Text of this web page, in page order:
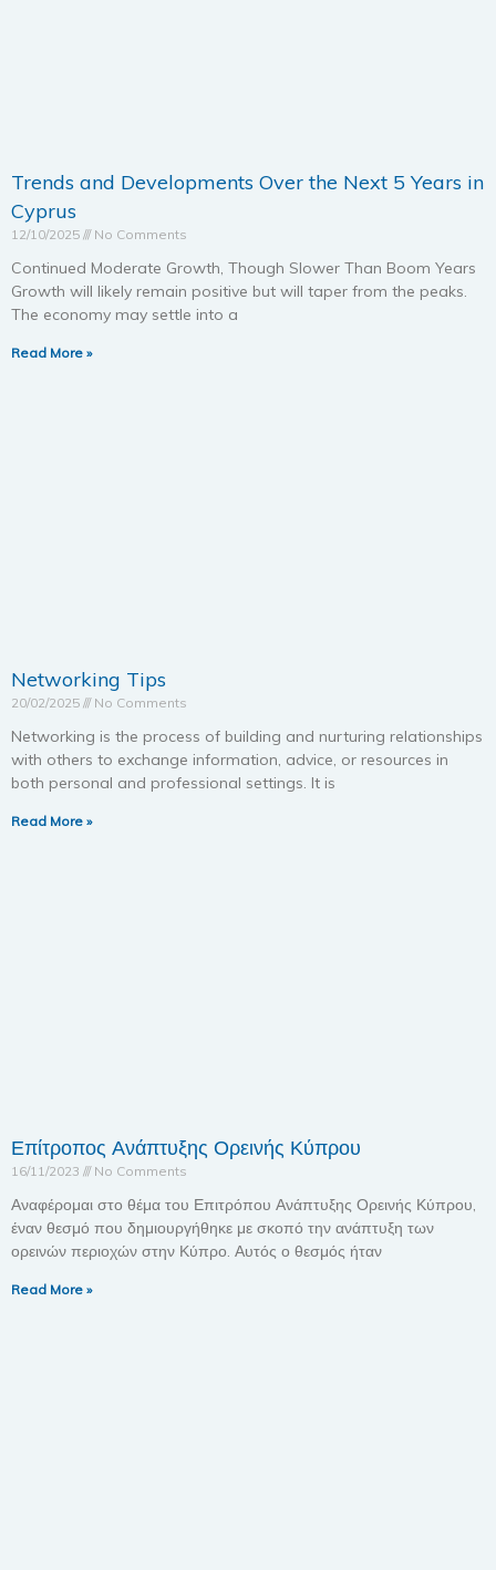
Trends and Developments Over the Next 5 Years in
Cyprus
12/10/2025 No Comments
Continued Moderate Growth, Though Slower Than Boom Years
Growth will likely remain positive but will taper from the peaks.
The economy may settle into a
Read More »
Networking Tips
20/02/2025 No Comments
Networking is the process of building and nurturing relationships
with others to exchange information, advice, or resources in
both personal and professional settings. It is
Read More »
Επίτροπος Ανάπτυξης Ορεινής Κύπρου
16/11/2023 No Comments
Αναφέρομαι στο θέμα του Επιτρόπου Ανάπτυξης Ορεινής Κύπρου,
έναν θεσμό που δημιουργήθηκε με σκοπό την ανάπτυξη των
ορεινών περιοχών στην Κύπρο. Αυτός ο θεσμός ήταν
Read More »